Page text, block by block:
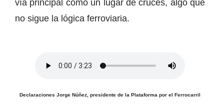
vía principal como un lugar de cruces, algo que
no sigue la lógica ferroviaria.
Declaraciones Jorge Núñez, presidente de la Plataforma por el Ferrocarril